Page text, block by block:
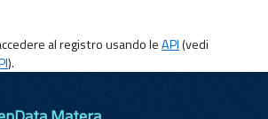
al registro usando leAPI(vedi
).